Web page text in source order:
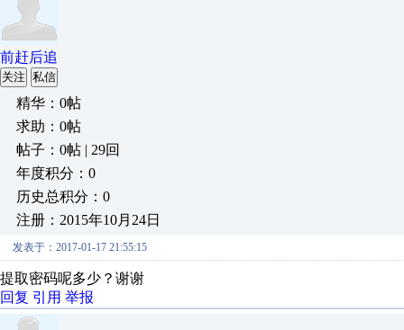
前赶后追
关注 私信
精华：0帖
求助：0帖
帖子：0帖 | 29回
年度积分：0
历史总积分：0
注册：2015年10月24日
发表于：2017-01-17 21:55:15
提取密码呢多少？谢谢
回复 引用 举报